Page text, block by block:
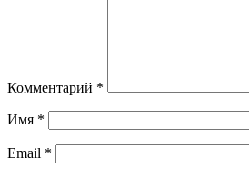
Комментарий *
Имя *
Email *